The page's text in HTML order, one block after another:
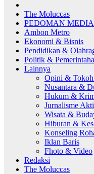
The Moluccas
PEDOMAN MEDIA
Ambon Metro
Ekonomi & Bisnis
Pendidikan &
Politik &
Lainnya
Opini &
Nusantara &
Hukum &
Jurnalisme
Wisata &
Hiburan &
Konseling
Iklan Baris
Fhoto & Video
Redaksi
The Moluccas